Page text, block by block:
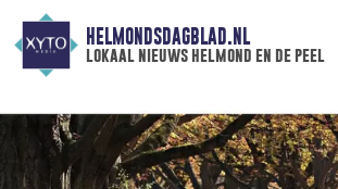
HELMONDSDAGBLAD.NL
lokaal nieuws helmond en de peel